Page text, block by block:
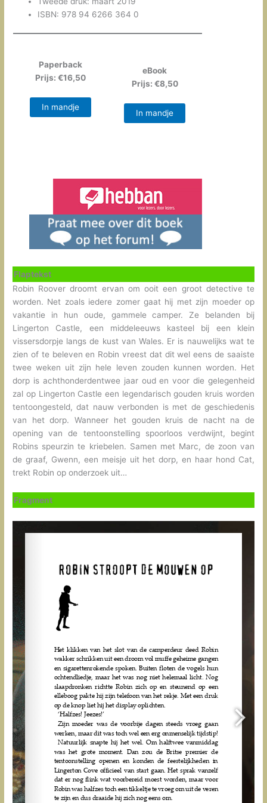
ISBN: 978 94 6266 364 0
Paperback
Prijs: €16,50
In mandje
eBook
Prijs: €8,50
In mandje
Flaptekst
Robin Roover droomt ervan om ooit een groot detective te
worden. Net zoals iedere zomer gaat hij met zijn moeder op
vakantie in hun oude, gammele camper. Ze belanden bij
Lingerton Castle, een middeleeuws kasteel bij een klein
vissersdorpje langs de kust van Wales. Er is nauwelijks wat te
zien of te beleven en Robin vreest dat dit wel eens de saaiste
twee weken uit zijn hele leven zouden kunnen worden. Het
dorp is achthonderdentwee jaar oud en voor die gelegenheid
zal op Lingerton Castle een legendarisch gouden kruis worden
tentoongesteld, dat nauw verbonden is met de geschiedenis
van het dorp. Wanneer het gouden kruis de nacht na de
opening van de tentoonstelling spoorloos verdwijnt, begint
Robins speurzin te kriebelen. Samen met Marc, de zoon van
de graaf, Gwenn, een meisje uit het dorp, en haar hond Cat,
trekt Robin op onderzoek uit…
Fragment